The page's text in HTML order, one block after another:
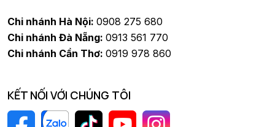
Chi nhánh Hà Nội: 0908 275 680
Chi nhánh Đà Nẵng: 0913 561 770
Chi nhánh Cần Thơ: 0919 978 860
KẾT NỐI VỚI CHÚNG TÔI